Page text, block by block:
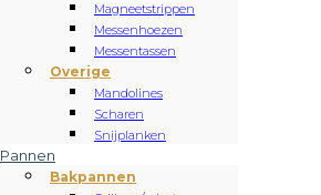
Magneetstrippen
Messenhoezen
Messentassen
Overige
Mandolines
Scharen
Snijplanken
Pannen
Bakpannen